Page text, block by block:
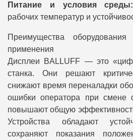
Питание и условия среды:
рабочих температур и
Преимущества
применения
Дисплеи BALLUFF — это
станка. Они решают
снижают время переналадки
ошибки оператора при смене
повышают общую
Устройства обладают
сохраняют показания